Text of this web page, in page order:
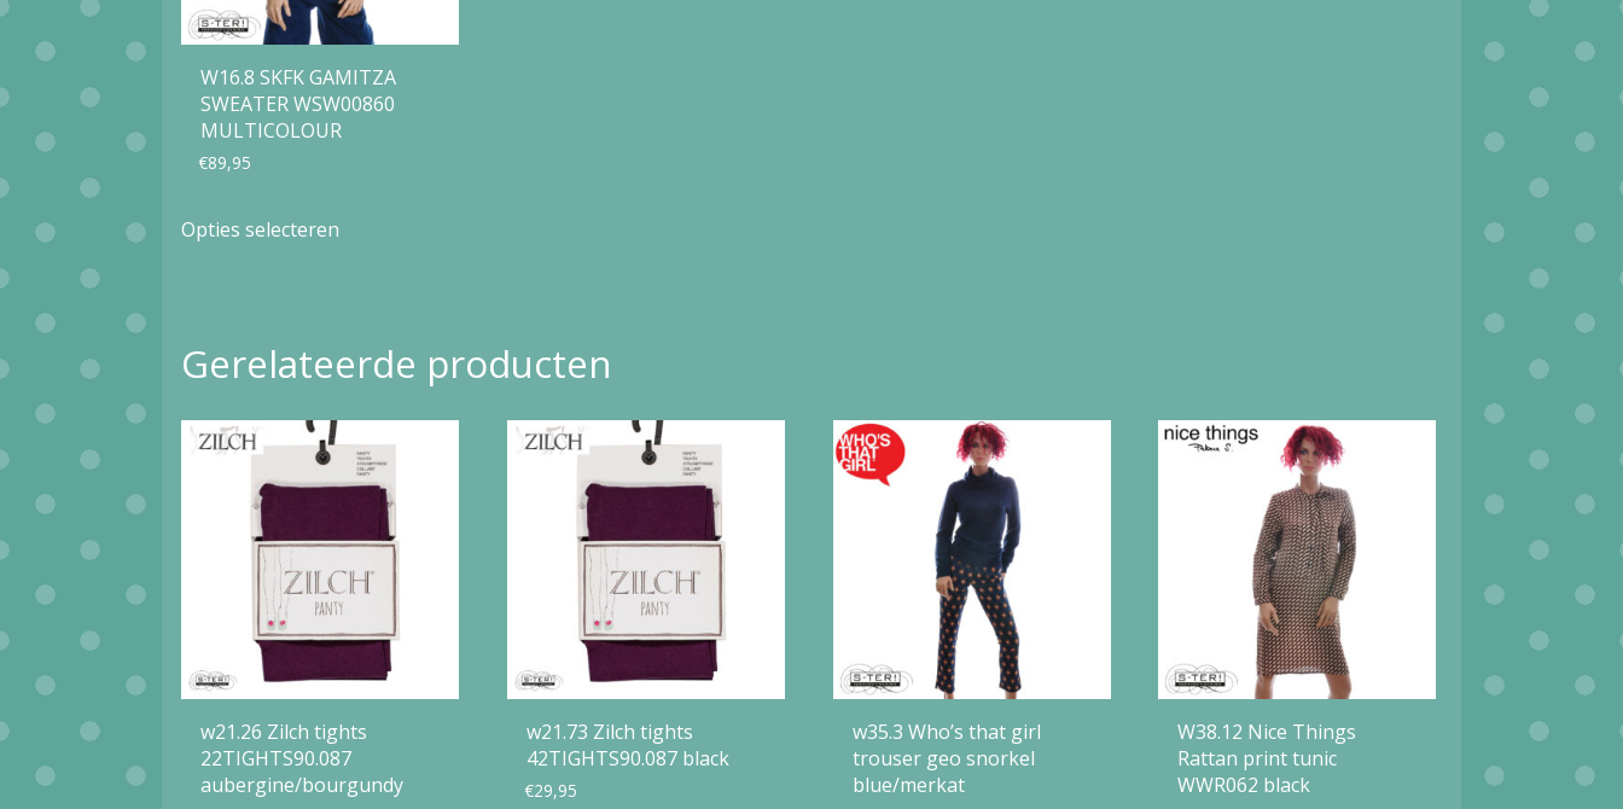
W16.8 SKFK GAMITZA
SWEATER WSW00860
MULTICOLOUR
€89,95
Opties selecteren
variaties.
optie
kan
gekozen
worden
op
de
productpagina
Gerelateerde producten
w21.26 Zilch tights
22TIGHTS90.087
aubergine/bourgundy
w21.73 Zilch tights
42TIGHTS90.087 black
€29,95
w35.3 Who’s that girl
trouser geo snorkel
blue/merkat
W38.12 Nice Things
Rattan print tunic
WWR062 black